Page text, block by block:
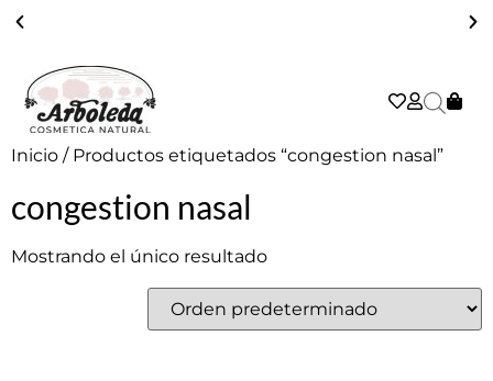
ENVÍO GRATIS A PARTIR DE 39€ EN PENÍNSULA - 2/3 DÍAS
Inicio / Productos etiquetados “congestion nasal”
congestion nasal
Mostrando el único resultado